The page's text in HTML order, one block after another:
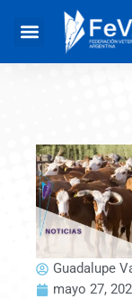
Guadalupe
mayo 27,